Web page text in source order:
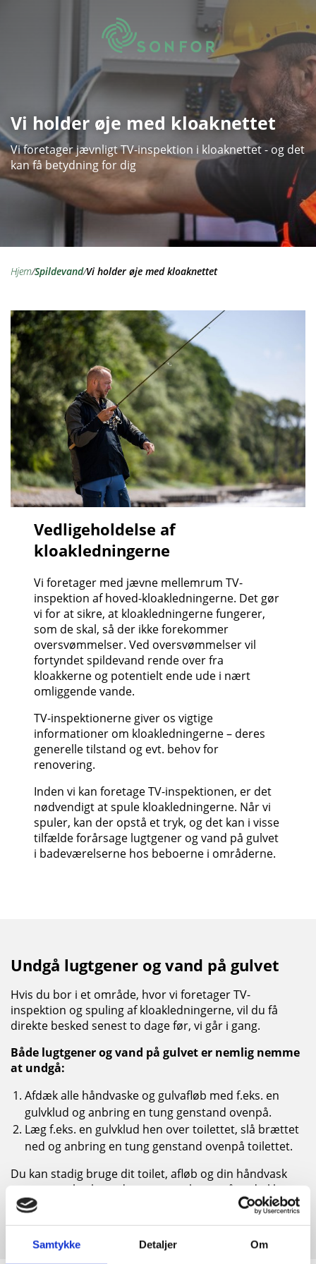
Samtykke Detaljer Om
Vi holder øje med kloaknettet
Vi foretager jævnligt TV-inspektion i kloaknettet - og det
kan få betydning for dig
hjem/ spildevand/ Vi holder øje med kloaknettet
Vedligeholdelse af
kloakledningerne
Vi foretager med jævne mellemrum TV-
inspektion af hoved-kloakledningerne. Det gør
vi for at sikre, at kloakledningerne fungerer,
som de skal, så der ikke forekommer
oversvømmelser. Ved oversvømmelser vil
fortyndet spildevand rende over fra
kloakkerne og potentielt ende ude i nært
omliggende vande.
TV-inspektionerne giver os vigtige
informationer om kloakledningerne – deres
generelle tilstand og evt. behov for
renovering.
Inden vi kan foretage TV-inspektionen, er det
nødvendigt at spule kloakledningerne. Når vi
spuler, kan der opstå et tryk, og det kan i visse
tilfælde forårsage lugtgener og vand på gulvet
i badeværelserne hos beboerne i områderne.
Undgå lugtgener og vand på gulvet
Hvis du bor i et område, hvor vi foretager TV-
inspektion og spuling af kloakledningerne, vil du få
direkte besked senest to dage før, vi går i gang.
Både lugtgener og vand på gulvet er nemlig nemme
at undgå:
Afdæk alle håndvaske og gulvafløb med f.eks. en
gulvklud og anbring en tung genstand ovenpå.
Læg f.eks. en gulvklud hen over toilettet, slå brættet
ned og anbring en tung genstand ovenpå toilettet.
Du kan stadig bruge dit toilet, afløb og din håndvask
som normalt – bare du er opmærksom på at dække
dem til igen, når de ikke længere er i brug.